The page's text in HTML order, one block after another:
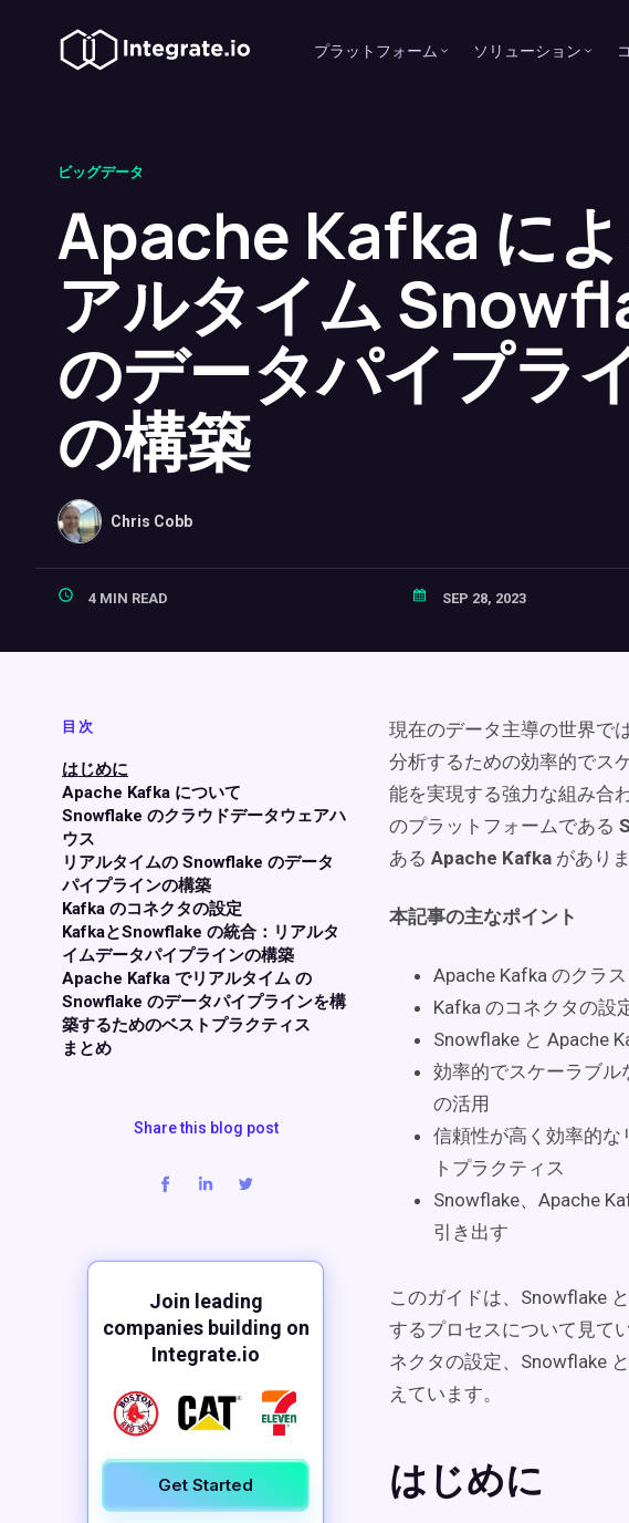
プラットフォーム ソリューション
ビッグデータ
Apache Kafka に
アルタイム
のデータパイプラ
の構築
Chris Cobb
4 MIN READ SEP 28, 2023
目次
はじめに
Apache Kafka について
Snowflake のクラウドデータウェアハ
ウス
リアルタイムの Snowflake のデータ
パイプラインの構築
Kafka のコネクタの設定
KafkaとSnowflake の統合：リアルタ
イムデータパイプラインの構築
Apache Kafka でリアルタイム の
Snowflake のデータパイプラインを構
築するためのベストプラクティス
まとめ
Share this blog post
Join leading
companies building on
Integrate.io
Get Started
現在のデータ主導の世界で
分析するための効率的でス
能を実現する強力な組み合
のプラットフォームである
ある Apache Kafka がありま
本記事の主なポイント
Apache Kafka のクラ
Kafka のコネクタの設
Snowflake と Apache
効率的でスケーラブル
の活用
信頼性が高く効率的な
トプラクティス
Snowflake、Apache
引き出す
このガイドは、Snowflake
するプロセスについて見て
ネクタの設定、Snowflake
えています。
はじめに